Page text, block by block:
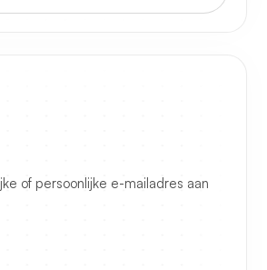
of persoonlijke e-mailadres aan